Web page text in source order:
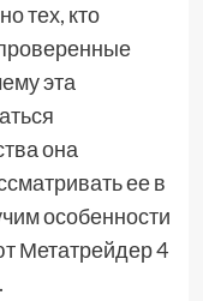
тех, кто
эта
она
ее в
особенности
Метатрейдер 4